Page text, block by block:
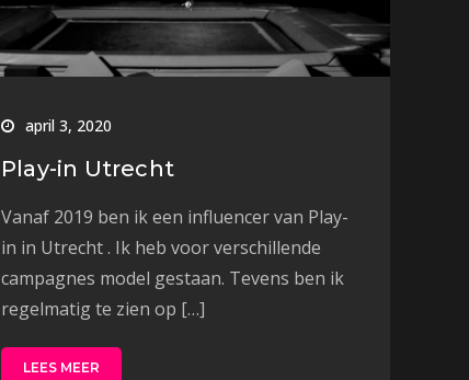
april 3, 2020
Play-in Utrecht
Vanaf 2019 ben ik een influencer van Play-
in in Utrecht . Ik heb voor verschillende
campagnes model gestaan. Tevens ben ik
regelmatig te zien op […]
LEES MEER